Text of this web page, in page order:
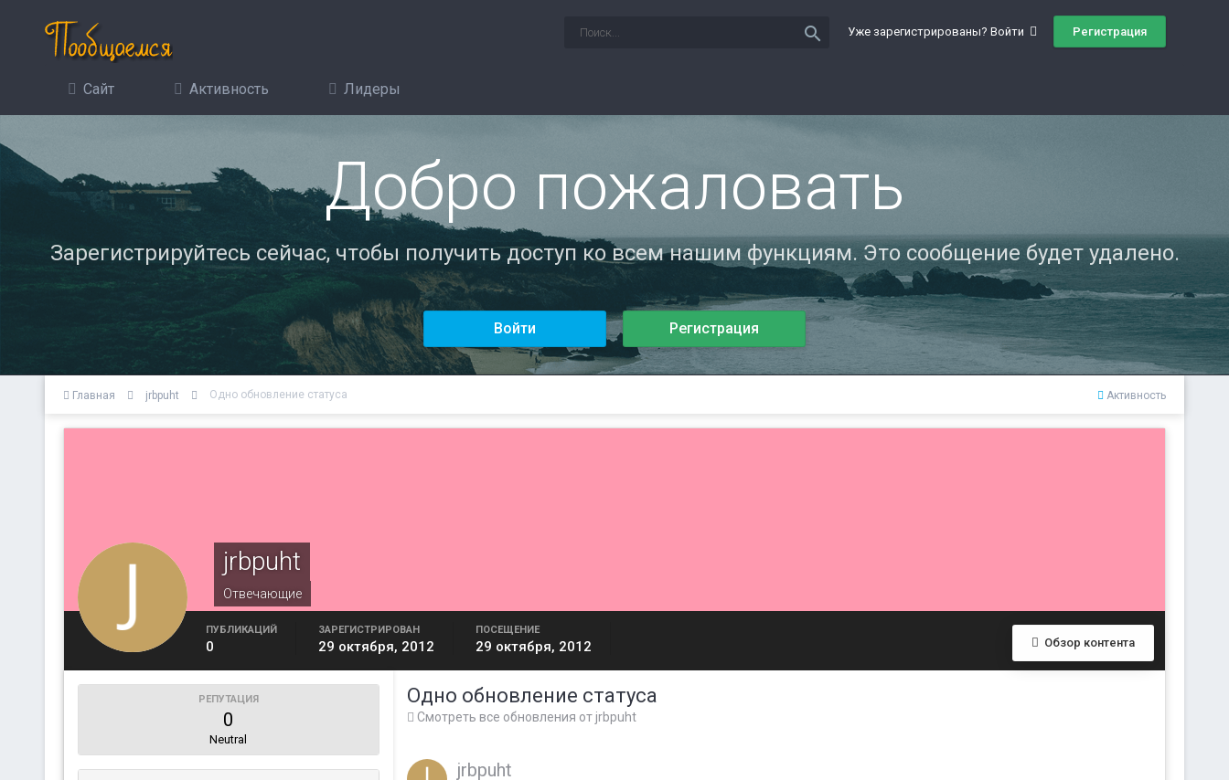
Уже зарегистрированы? Войти Регистрация
search
Сайт Активность Лидеры
Добро пожаловать
Зарегистрируйтесь сейчас, чтобы получить доступ ко всем нашим функциям. Это сообщение будет удалено.
Войти Регистрация
Активность
Главная jrbpuht Одно обновление статуса
jrbpuht
Отвечающие
Обзор контента
ПУБЛИКАЦИЙ
0
ЗАРЕГИСТРИРОВАН
29 октября, 2012
ПОСЕЩЕНИЕ
29 октября, 2012
РЕПУТАЦИЯ
0
Neutral
Одно обновление статуса
Смотреть все обновления от jrbpuht
jrbpuht